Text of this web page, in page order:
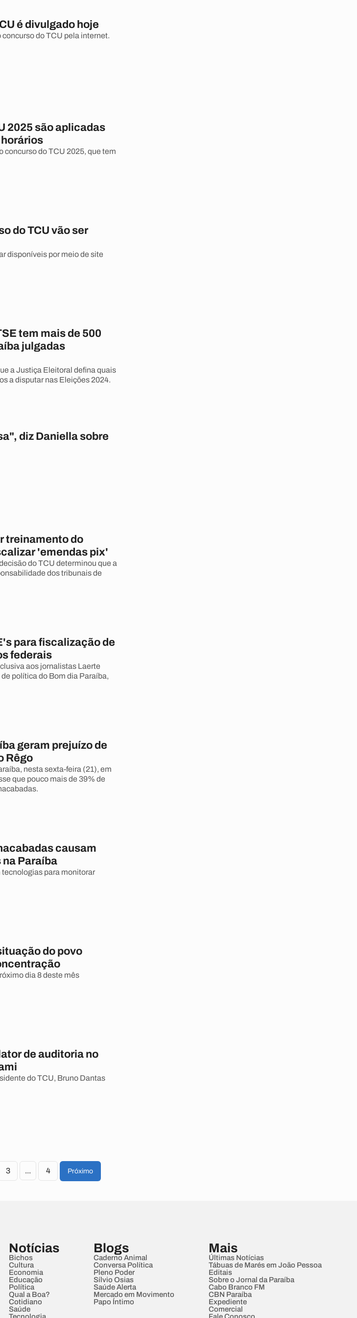
é divulgado hoje
do TCU pela internet.
2025 são aplicadas
concurso do TCU 2025, que tem
do TCU vão ser
disponíveis por meio de site
tem mais de 500
julgadas
a Justiça Eleitoral defina quais
a disputar nas Eleições 2024.
diz Daniella sobre
treinamento do
'emendas pix'
do TCU determinou que a
dos tribunais de
para fiscalização de
federais
aos jornalistas Laerte
política do Bom dia Paraíba,
geram prejuízo de
Rêgo
nesta sexta-feira (21), em
que pouco mais de 39% de
causam
na Paraíba
para monitorar
do povo
dia 8 deste mês
de auditoria no
do TCU, Bruno Dantas
3 ... 4 Próximo
Notícias
Bichos
Cultura
Economia
Educação
Política
Qual a Boa?
Cotidiano
Saúde
Blogs
Caderno Animal
Conversa Política
Pleno Poder
Sílvio Osias
Saúde Alerta
Mercado em Movimento
Papo Íntimo
Mais
Últimas Notícias
Tábuas de Marés em João Pessoa
Editais
Sobre o Jornal da Paraíba
Cabo Branco FM
CBN Paraíba
Expediente
Comercial